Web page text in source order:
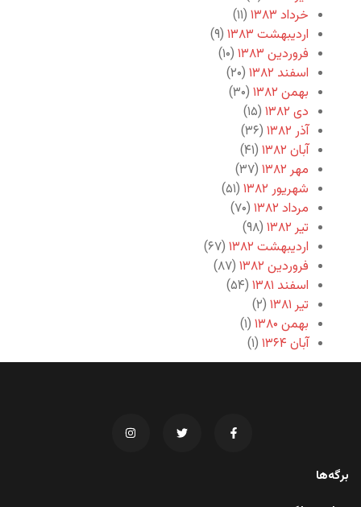
خرداد ۱۳۸۳
(۱۱)
اردیبهشت ۱۳۸۳
(۹)
فروردین ۱۳۸۳
(۱۰)
اسفند ۱۳۸۲
(۲۰)
بهمن ۱۳۸۲
(۳۰)
دی ۱۳۸۲
(۱۵)
آذر ۱۳۸۲
(۳۶)
آبان ۱۳۸۲
(۴۱)
مهر ۱۳۸۲
(۳۷)
شهریور ۱۳۸۲
(۵۱)
مرداد ۱۳۸۲
(۷۰)
تیر ۱۳۸۲
(۹۸)
اردیبهشت ۱۳۸۲
(۶۷)
فروردین ۱۳۸۲
(۸۷)
اسفند ۱۳۸۱
(۵۴)
تیر ۱۳۸۱
(۲)
بهمن ۱۳۸۰
(۱)
آبان ۱۳۶۴
(۱)
برگه‌ها